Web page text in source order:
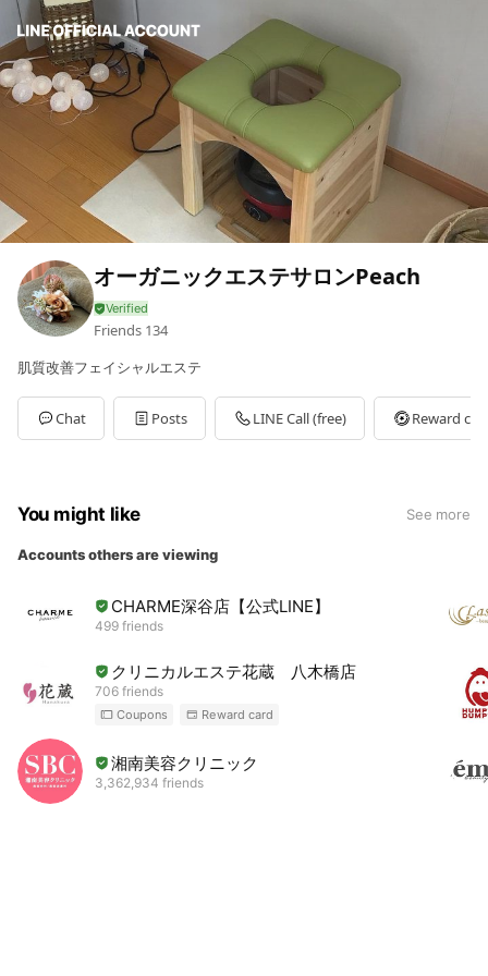
オーガニックエステサロンPeach
Friends 134
肌質改善フェイシャルエステ
Chat Posts LINE Call (free) Reward
You might like See more
Accounts others are viewing
CHARME深谷店【公式LINE】
499 friends
クリニカルエステ花蔵 八木橋店
706 friends
Coupons Reward card
湘南美容クリニック
3,362,934 friends